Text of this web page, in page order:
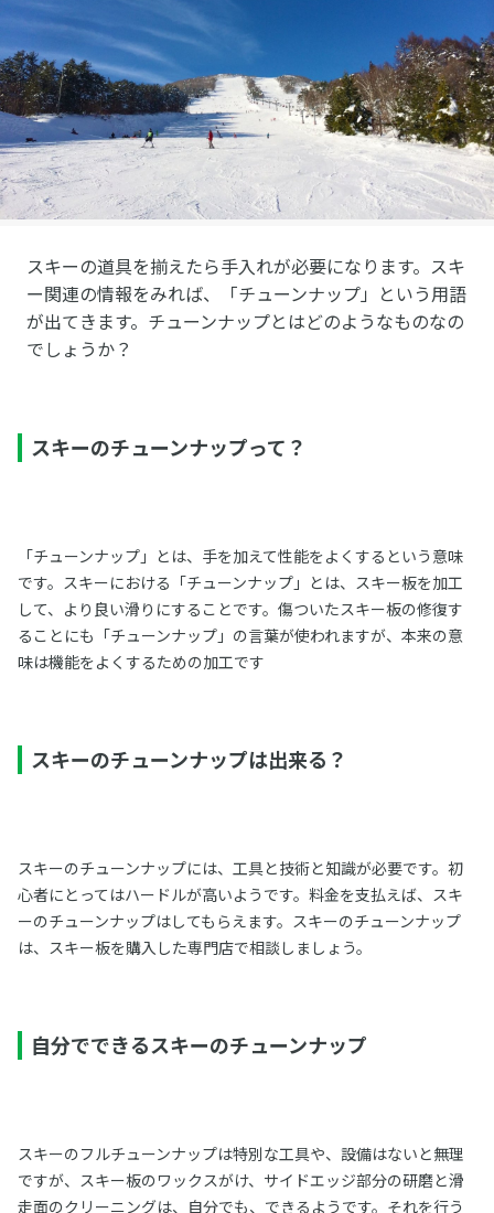
スキーの道具を揃えたら手入れが必要になります。スキ
ー関連の情報をみれば、「チューンナップ」という用語
が出てきます。チューンナップとはどのようなものなの
でしょうか？
スキーのチューンナップって？
「チューンナップ」とは、手を加えて性能をよくするという意味
です。スキーにおける「チューンナップ」とは、スキー板を加工
して、より良い滑りにすることです。傷ついたスキー板の修復す
ることにも「チューンナップ」の言葉が使われますが、本来の意
味は機能をよくするための加工です
スキーのチューンナップは出来る？
スキーのチューンナップには、工具と技術と知識が必要です。初
心者にとってはハードルが高いようです。料金を支払えば、スキ
ーのチューンナップはしてもらえます。スキーのチューンナップ
は、スキー板を購入した専門店で相談しましょう。
自分でできるスキーのチューンナップ
スキーのフルチューンナップは特別な工具や、設備はないと無理
ですが、スキー板のワックスがけ、サイドエッジ部分の研磨と滑
走面のクリーニングは、自分でも、できるようです。それを行う